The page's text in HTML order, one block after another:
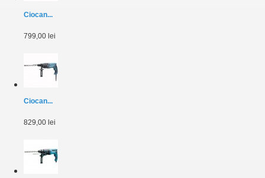
Ciocan...
799,00 lei
Ciocan...
829,00 lei